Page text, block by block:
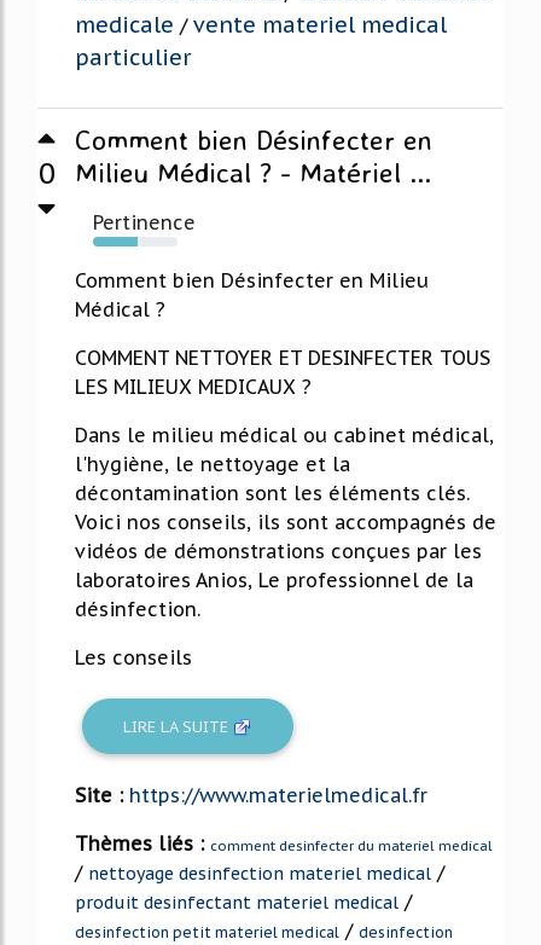
medicale / vente materiel medical
particulier
0
Comment bien Désinfecter en
Milieu Médical ? - Matériel ...
Pertinence
53%
Comment bien Désinfecter en Milieu
Médical ?
COMMENT NETTOYER ET DESINFECTER TOUS
LES MILIEUX MEDICAUX ?
Dans le milieu médical ou cabinet médical,
l'hygiène, le nettoyage et la
décontamination sont les éléments clés.
Voici nos conseils, ils sont accompagnés de
vidéos de démonstrations conçues par les
laboratoires Anios, Le professionnel de la
désinfection.
Les conseils
LIRE LA SUITE
Site : https://www.materielmedical.fr
Thèmes liés : comment desinfecter du materiel medical
/ nettoyage desinfection materiel medical /
produit desinfectant materiel medical /
desinfection petit materiel medical / desinfection